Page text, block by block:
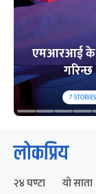
एमआरआई के
गरिन्छ
7STORIES
लोकप्रिय
२४ घण्टा यो साता